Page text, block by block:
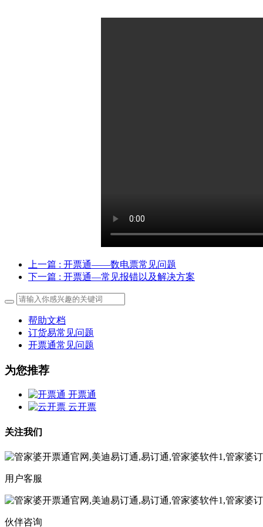
上一篇 : 开票通——数电票常见问题
下一篇 : 开票通—常见报错以及解决方案
帮助文档
订货易常见问题
开票通常见问题
为您推荐
开票通
云开票
关注我们
用户客服
伙伴咨询